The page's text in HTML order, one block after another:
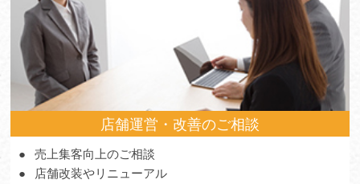
店舗運営・改善のご相談
売上集客向上のご相談
店舗改装やリニューアル